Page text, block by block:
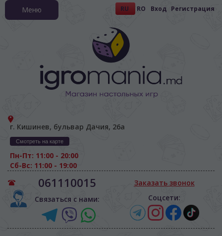
RU RO Вход Регистрация
г. Кишинев, бульвар Дачия, 26а
Смотреть на карте
Пн-Пт: 11:00 - 20:00
Сб-Вс: 11:00 - 19:00
061110015
Связаться с нами:
Заказать звонок
Соцсети:
Меню